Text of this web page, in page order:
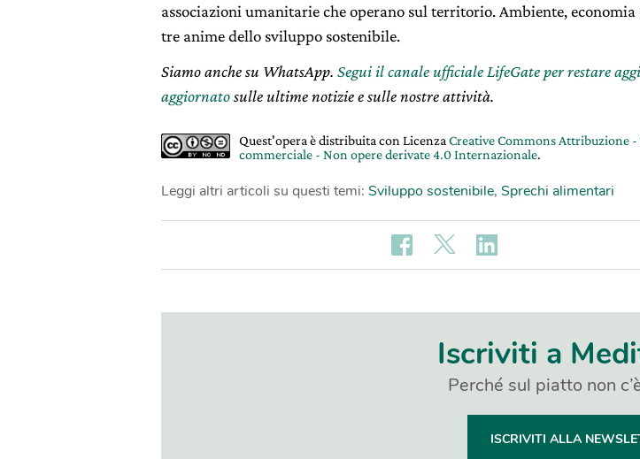
associazioni umanitarie che operano sul territorio. Ambiente, economia
tre anime dello sviluppo sostenibile.
Siamo anche su WhatsApp. Segui il canale ufficiale LifeGate per restare
aggiornatosulle ultime notizie e sulle nostre attività.
Quest'opera è distribuita con Licenza Creative Commons Attribuzione -
commerciale - Non opere derivate 4.0 Internazionale.
Leggi altri articoli su questi temi: Sviluppo sostenibile, Sprechi alimentari
Iscriviti a
Perché sul piatto non
ISCRIVITI ALLA